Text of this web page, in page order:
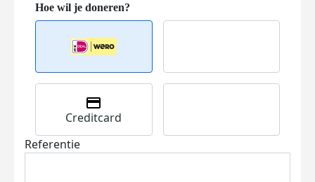
Creditcard
Referentie